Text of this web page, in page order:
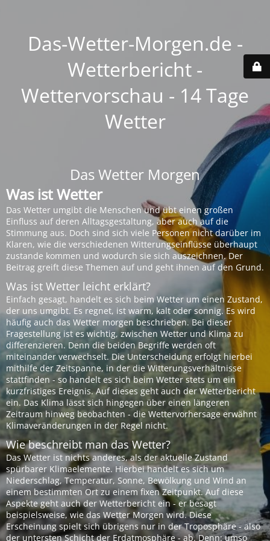
Das-Wetter-Morgen.de -
Wetterbericht -
Wettervorschau - 14 Tage
Wetter
Das Wetter Morgen
Was ist Wetter
Das Wetter umgibt die Menschen und übt einen großen
Einfluss auf deren Alltagsgestaltung, aber auch auf die
Stimmung aus. Doch sind sich viele Personen nicht darüber im
Klaren, wie die verschiedenen Witterungseinflüsse überhaupt
zustande kommen und wodurch sie sich auszeichnen. Der
Beitrag greift diese Themen auf und geht ihnen auf den Grund.
Was ist Wetter leicht erklärt?
Einfach gesagt, handelt es sich beim Wetter um einen Zustand,
der uns umgibt. Es regnet, ist warm, kalt oder sonnig. Es wird
häufig auch das Wetter morgen beschrieben. Bei dieser
Fragestellung ist es wichtig, zwischen Wetter und Klima zu
differenzieren. Denn die beiden Begriffe werden oft
miteinander verwechselt. Die Unterscheidung erfolgt hierbei
mithilfe der Zeitspanne, in der die Witterungsverhältnisse
stattfinden - so handelt es sich beim Wetter stets um ein
kurzfristiges Ereignis. Auf dieses geht auch der Wetterbericht
ein. Das Klima lässt sich hingegen über einen längeren
Zeitraum hinweg beobachten - die Wettervorhersage erwähnt
Klimaveränderungen in der Regel nicht.
Wie beschreibt man das Wetter?
Das Wetter ist nichts anderes, als der aktuelle Zustand
spürbarer Klimaelemente. Hierbei handelt es sich um
Niederschlag, Temperatur, Sonne, Bewölkung und Wind an
einem bestimmten Ort zu einem fixen Zeitpunkt. Auf diese
Aspekte geht auch der Wetterbericht ein - er besagt
beispielsweise, wie das Wetter Morgen wird. Diese
Erscheinung spielt sich übrigens nur in der Troposphäre - also
der untersten Schicht der Erdatmosphäre - ab. Denn: umso